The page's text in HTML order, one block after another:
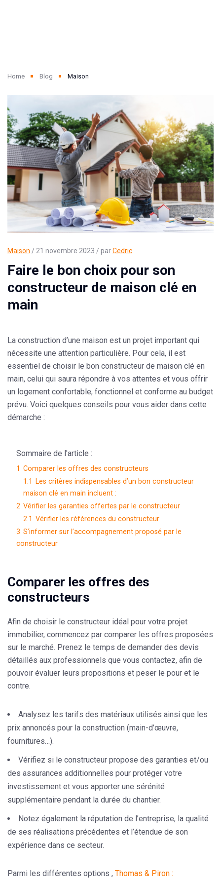
Home Blog Maison
Maison / 21 novembre 2023 / parCedric
Faire le bon choix pour son
constructeur de maison clé en
main
La construction d’une maison est un projet important qui
nécessite une attention particulière. Pour cela, il est
essentiel de choisir le bon constructeur de maison clé en
main, celui qui saura répondre à vos attentes et vous offrir
un logement confortable, fonctionnel et conforme au budget
prévu. Voici quelques conseils pour vous aider dans cette
démarche :
Sommaire de l'article :
1 Comparer les offres des constructeurs
1.1
Les critères indispensables d’un bon constructeur
maison clé en main incluent :
2 Vérifier les garanties offertes par le constructeur
2.1 Vérifier les références du constructeur
3 S’informer sur l’accompagnement proposé par le
constructeur
Comparer les offres des
constructeurs
Afin de choisir le constructeur idéal pour votre projet
immobilier, commencez par comparer les offres proposées
sur le marché. Prenez le temps de demander des devis
détaillés aux professionnels que vous contactez, afin de
pouvoir évaluer leurs propositions et peser le pour et le
contre.
Analysez les tarifs des matériaux utilisés ainsi que les
prix annoncés pour la construction (main-d’œuvre,
fournitures…).
Vérifiez si le constructeur propose des garanties et/ou
des assurances additionnelles pour protéger votre
investissement et vous apporter une sérénité
supplémentaire pendant la durée du chantier.
Notez également la réputation de l’entreprise, la qualité
de ses réalisations précédentes et l’étendue de son
expérience dans ce secteur.
Parmi les différentes options , Thomas & Piron :